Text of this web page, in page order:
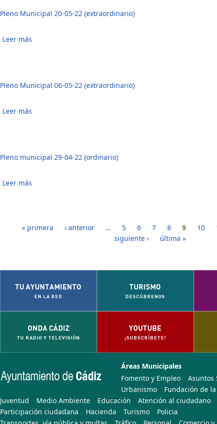
Pleno Municipal 20-05-22 (extraordinario)
Leer más
Pleno Municipal 06-05-22 (extraordinario)
Leer más
Pleno municipal 29-04-22 (ordinario)
Leer más
Páginas« primera ‹ anterior … 5 6 7 8 9 10
siguiente ›
última »
TU AYUNTAMIENTO
EN LA RED
TURISMO
DESCÚBRENOS
ONDA CÁDIZ
TU RADIO Y TELEVISIÓN
YOUTUBE
¡SUBSCRÍBETE!
Áreas Municipales
Fomento y Empleo
Asuntos
Urbanismo
Fundación de
Juventud
Medio Ambiente Educación
Atención al ciudadano
Participación ciudadana
Hacienda Turismo
Policia